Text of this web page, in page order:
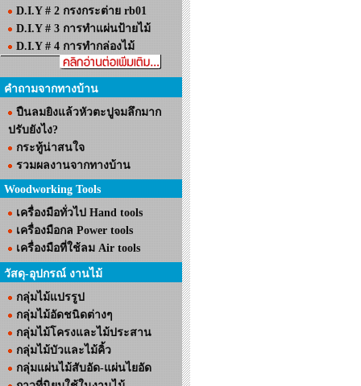
D.I.Y # 2 กรงกระต่าย rb01
D.I.Y # 3 การทำแผ่นป้ายไม้
D.I.Y # 4 การทำกล่องไม้
คำถามจากทางบ้าน
ปืนลมยิงแล้วหัวตะปูจมลึกมาก
ปรับยังไง?
กระทู้น่าสนใจ
รวมผลงานจากทางบ้าน
Woodworking Tools
เครื่องมือทั่วไป Hand tools
เครื่องมือกล Power tools
เครื่องมือที่ใช้ลม Air tools
วัสดุ-อุปกรณ์ งานไม้
กลุ่มไม้แปรรูป
กลุ่มไม้อัดชนิดต่างๆ
กลุ่มไม้โครงและไม้ประสาน
กลุ่มไม้บัวและไม้คิ้ว
กลุ่มแผ่นไม้สับอัด-แผ่นไยอัด